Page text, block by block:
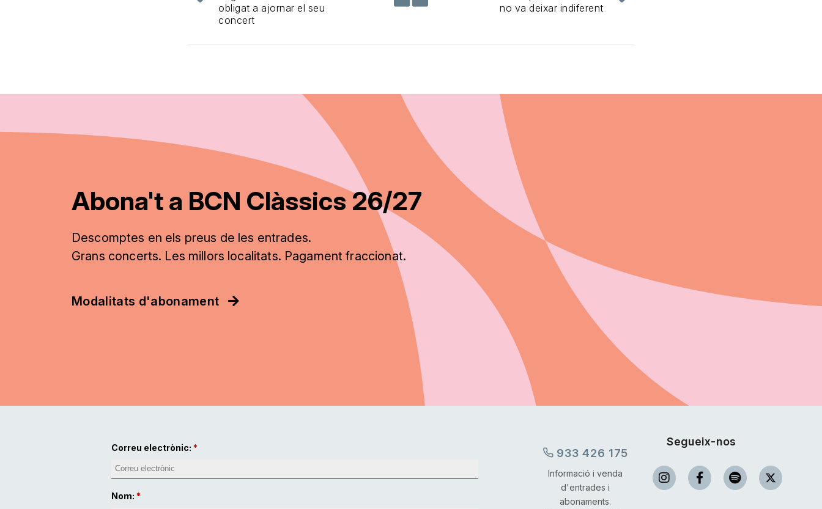
obligat a ajornar el seu
concert
no va deixar indiferent
Abona't a BCN Clàssics 26/27
Descomptes en els preus de les entrades.
Grans concerts. Les millors localitats. Pagament fraccionat.
Modalitats d'abonament
Correu electrònic:
Nom:
933 426 175
Informació i venda
d'entrades i
abonaments.
Segueix-nos